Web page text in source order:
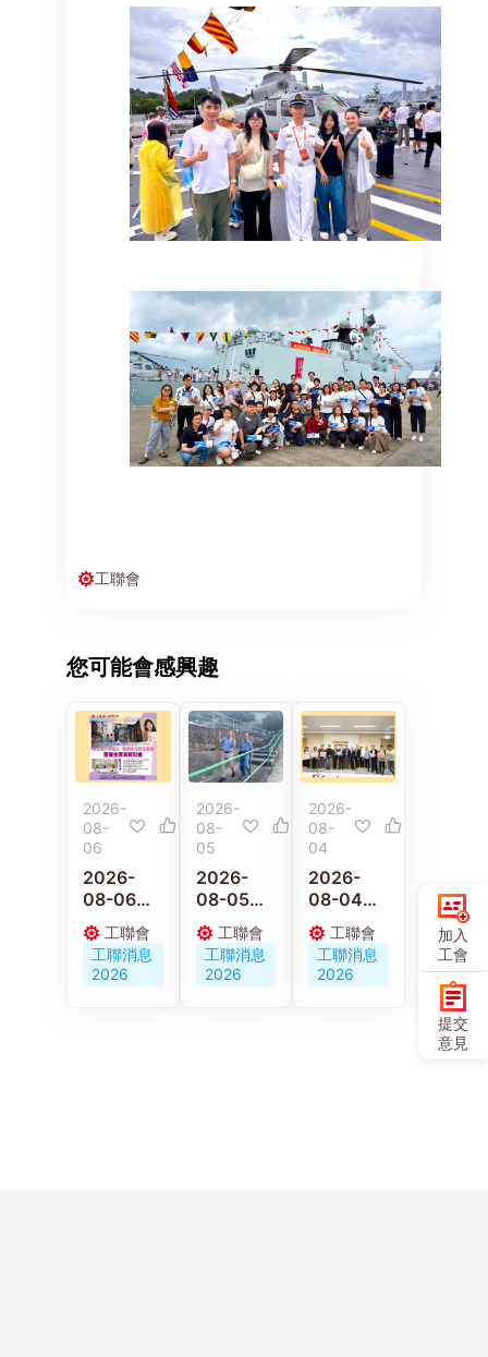
工聯會
您可能會感興趣
2026-
08-
06
2026-
08-06
【施政報
告重點建
議】陳穎
欣：倡政
工聯會
工聯消息
2026
2026-
08-
05
2026-
08-05
林偉江關
注掃墓市
民出行 實
地視察柴
工聯會
工聯消息
2026
2026-
08-
04
2026-
08-04
工聯會新
界東服務
團隊約見
港鐵公司
工聯會
工聯消息
2026
加入
工會
提交
意見